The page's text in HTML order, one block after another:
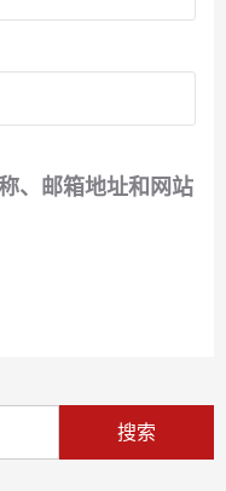
、邮箱地址和网站